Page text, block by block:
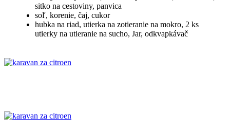
sitko na cestoviny, panvica
soľ, korenie, čaj, cukor
hubka na riad, utierka na zotieranie na mokro, 2 ks
utierky na utieranie na sucho, Jar, odkvapkávač